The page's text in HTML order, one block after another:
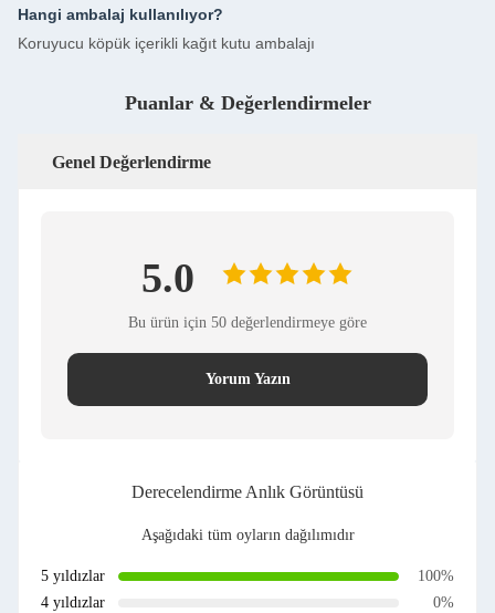
Hangi ambalaj kullanılıyor?
Koruyucu köpük içerikli kağıt kutu ambalajı
Puanlar & Değerlendirmeler
Genel Değerlendirme
5.0
Bu ürün için 50 değerlendirmeye göre
Yorum Yazın
Derecelendirme Anlık Görüntüsü
Aşağıdaki tüm oyların dağılımıdır
5 yıldızlar
100%
4 yıldızlar
0%